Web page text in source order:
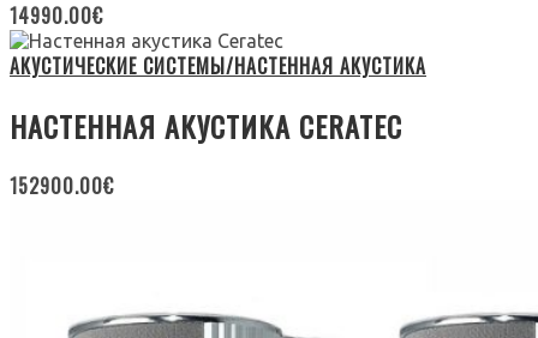
14990.00€
АКУСТИЧЕСКИЕ СИСТЕМЫ/НАСТЕННАЯ АКУСТИКА
НАСТЕННАЯ АКУСТИКА CERATEC
152900.00€